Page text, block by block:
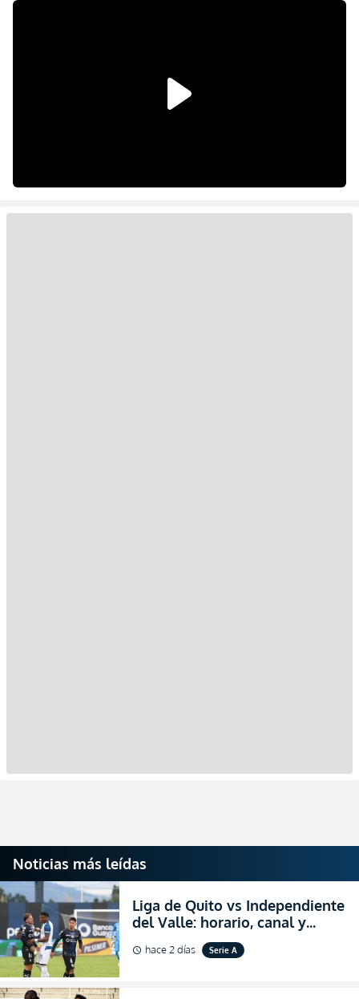
Noticias más leídas
Liga de Quito vs Independiente
del Valle: horario, canal y
dónde ver EN VIVO el
partidazo por la fecha 24 de la
schedule hace 2 días Serie A